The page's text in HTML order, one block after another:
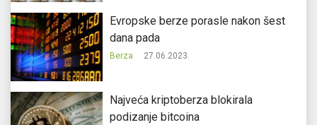
Evropske berze porasle nakon šest
dana pada
Berza 27.06.2023.
Najveća kriptoberza blokirala
podizanje bitcoina